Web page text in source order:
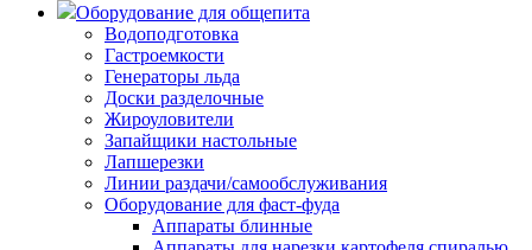
Оборудование для общепита
Водоподготовка
Гастроемкости
Генераторы льда
Доски разделочные
Жироуловители
Запайщики настольные
Лапшерезки
Линии раздачи/самообслуживания
Оборудование для фаст-фуда
Аппараты блинные